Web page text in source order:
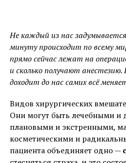
Не каждый из нас
минуту происходит по всему
прямо сейчас лежат на
и сколько получают анестезию.
доходит до нас самих всё
Видов хирургических
Они могут быть лечебными и
плановыми и экстренными,
косметическими и
пациента объединяет одно —